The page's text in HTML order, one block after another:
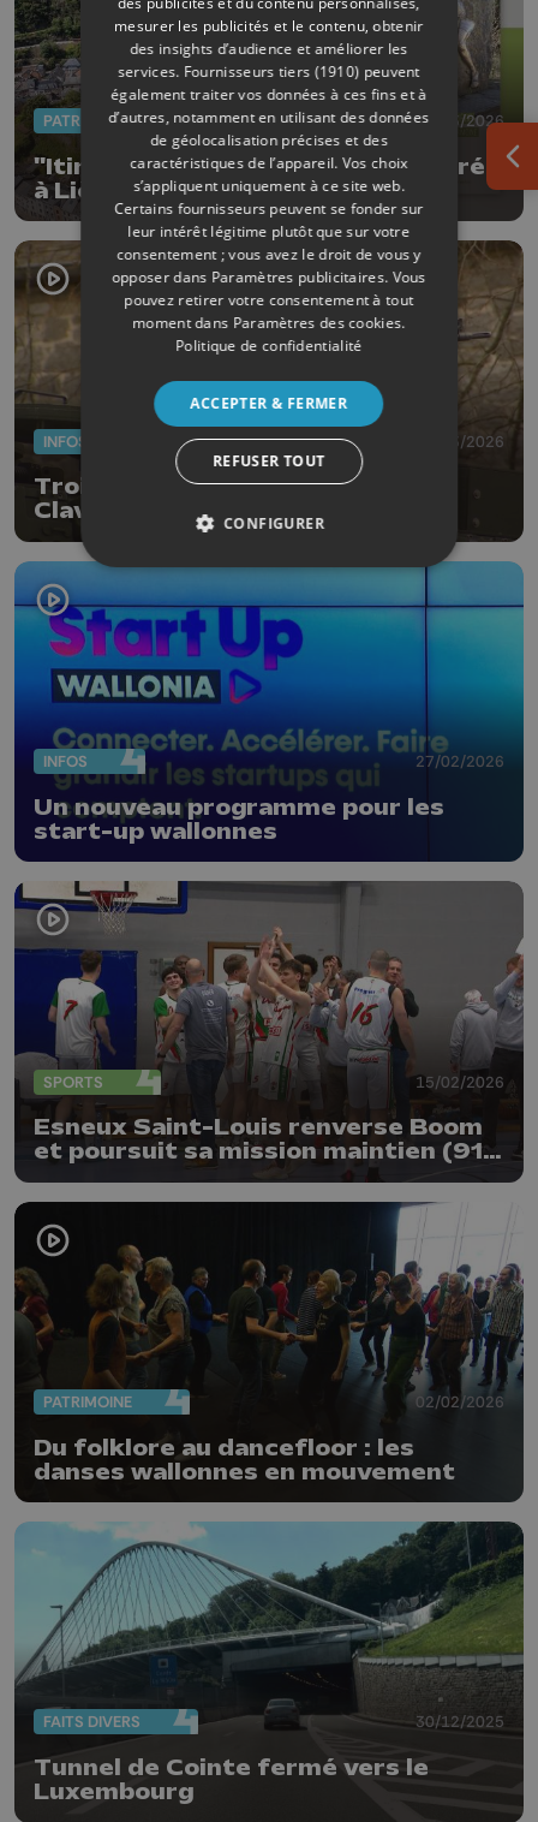
PATRIMOINE 23/03/2026
"Itinéraire du patrimoine" consacré
à Liège-Bastogne-Liège
INFOS 11/03/2026
Trois jours d'exercice militaire à
Clavier, Marchin et Modave
INFOS 27/02/2026
Un nouveau programme pour les
start-up wallonnes
SPORTS 15/02/2026
Esneux Saint-Louis renverse Boom
et poursuit sa mission maintien (91-
PATRIMOINE 02/02/2026
Du folklore au dancefloor : les
danses wallonnes en mouvement
FAITS DIVERS 30/12/2025
Tunnel de Cointe fermé vers le
Luxembourg
mesurer les publicités et le contenu, obtenir
des insights d’audience et améliorer les
services. Fournisseurs tiers (1910) peuvent
également traiter vos données à ces fins et à
d’autres, notamment en utilisant des données
de géolocalisation précises et des
caractéristiques de l’appareil. Vos choix
s’appliquent uniquement à ce site web.
Certains fournisseurs peuvent se fonder sur
leur intérêt légitime plutôt que sur votre
consentement ; vous avez le droit de vous y
opposer dans Paramètres publicitaires. Vous
pouvez retirer votre consentement à tout
moment dans Paramètres des cookies.
Politique de confidentialité
ACCEPTER & FERMER
REFUSER TOUT
CONFIGURER